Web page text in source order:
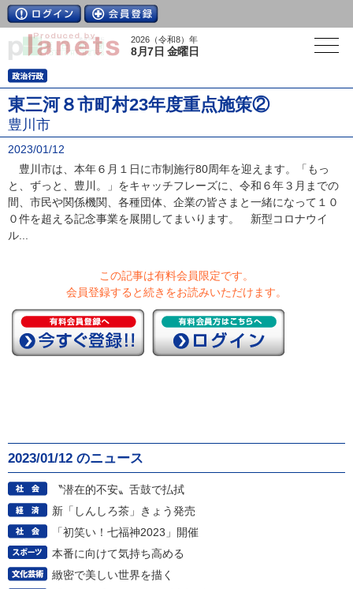
2026（令和8）年
8月7日 金曜日
東三河８市町村23年度重点施策②
豊川市
2023/01/12
豊川市は、本年６月１日に市制施行80周年を迎えます。「もっ
と、ずっと、豊川。」をキャッチフレーズに、令和６年３月までの
間、市民や関係機関、各種団体、企業の皆さまと一緒になって１０
０件を超える記念事業を展開してまいります。 新型コロナウイ
ル...
この記事は有料会員限定です。
会員登録すると続きをお読みいただけます。
2023/01/12 のニュース
〝潜在的不安〟舌鼓で払拭
新「しんしろ茶」きょう発売
「初笑い！七福神2023」開催
本番に向けて気持ち高める
緻密で美しい世界を描く